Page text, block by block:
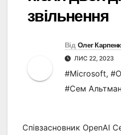
звільнення
Від Олег
ЛИС 22, 2023
#Microsoft,
#Сем Альтман
Співзасновник OpenAI